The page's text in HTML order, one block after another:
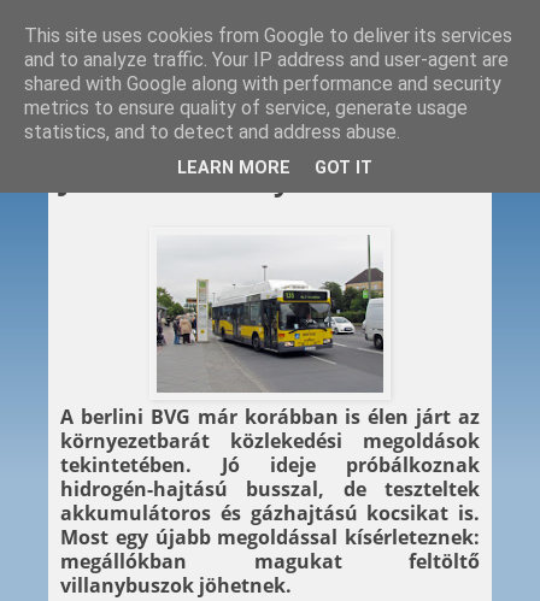
2013. 02. 26.
Jönnek a villanybuszok
A berlini BVG már korábban is élen járt az
környezetbarát közlekedési megoldások
tekintetében. Jó ideje próbálkoznak
hidrogén-hajtású busszal, de teszteltek
akkumulátoros és gázhajtású kocsikat is.
Most egy újabb megoldással kísérleteznek:
megállókban magukat feltöltő
villanybuszok jöhetnek.
This site uses cookies from Google to deliver its services
and to analyze traffic. Your IP address and user-agent are
shared with Google along with performance and security
metrics to ensure quality of service, generate usage
statistics, and to detect and address abuse.
LEARN MORE GOT IT